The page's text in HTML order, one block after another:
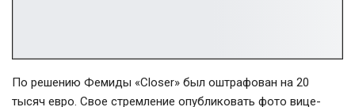
По решению Фемиды «Closer» был оштрафован на 20
тысяч евро. Свое стремление опубликовать фото вице-